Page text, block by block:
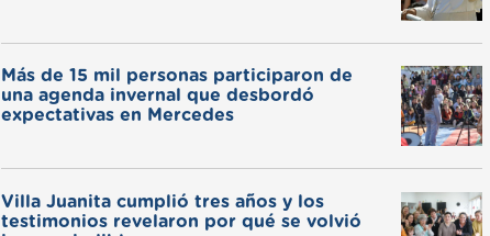
Más de 15 mil personas participaron de
una agenda invernal que desbordó
expectativas en Mercedes
Villa Juanita cumplió tres años y los
testimonios revelaron por qué se volvió